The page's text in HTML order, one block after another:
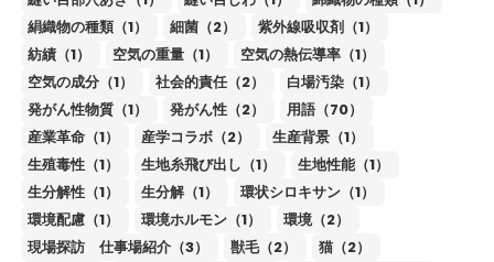
絹織物の種類（1）
細菌（2）
紫外線吸収剤（1）
紡績（1）
空気の重量（1）
空気の熱伝導率（1）
空気の成分（1）
社会的責任（2）
白場汚染（1）
発がん性物質（1）
発がん性（2）
用語（70）
産業革命（1）
産学コラボ（2）
生産背景（1）
生殖毒性（1）
生地糸飛び出し（1）
生地性能（1）
生分解性（1）
生分解（1）
環状シロキサン（1）
環境配慮（1）
環境ホルモン（1）
環境（2）
現場探訪 仕事場紹介（3）
獣毛（2）
猫（2）